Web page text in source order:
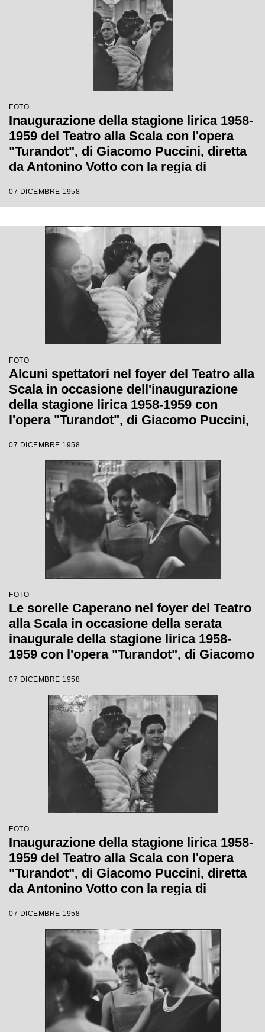
FOTO
Inaugurazione della stagione lirica 1958-
1959 del Teatro alla Scala con l'opera
"Turandot", di Giacomo Puccini, diretta
da Antonino Votto con la regia di
07 DICEMBRE 1958
FOTO
Alcuni spettatori nel foyer del Teatro alla
Scala in occasione dell'inaugurazione
della stagione lirica 1958-1959 con
l'opera "Turandot", di Giacomo Puccini,
Margherita Wallmann
07 DICEMBRE 1958
FOTO
Le sorelle Caperano nel foyer del Teatro
alla Scala in occasione della serata
inaugurale della stagione lirica 1958-
1959 con l'opera "Turandot", di Giacomo
regia di Margherita Wallmann
07 DICEMBRE 1958
FOTO
Inaugurazione della stagione lirica 1958-
1959 del Teatro alla Scala con l'opera
"Turandot", di Giacomo Puccini, diretta
da Antonino Votto con la regia di
07 DICEMBRE 1958